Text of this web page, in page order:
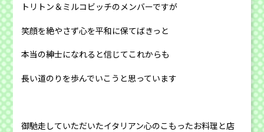
トリトン＆ミルコビッチのメンバーですが
笑顔を絶やさず心を平和に保てばきっと
本当の紳士になれると信じてこれからも
長い道のりを歩んでいこうと思っています
御馳走していただいたイタリアン心のこもったお料理と店